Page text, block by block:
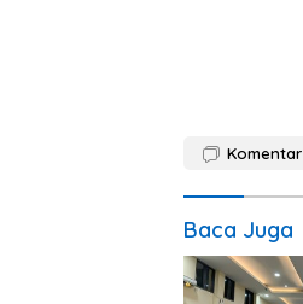
Komentar
Baca Juga